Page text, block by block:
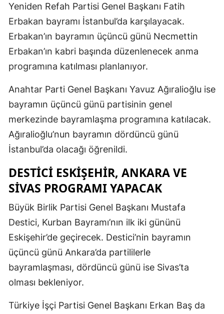
Yeniden Refah Partisi Genel Başkanı Fatih
Erbakan bayramı İstanbul’da karşılayacak.
Erbakan’ın bayramın üçüncü günü Necmettin
Erbakan’ın kabri başında düzenlenecek anma
programına katılması planlanıyor.
Anahtar Parti Genel Başkanı Yavuz Ağıralioğlu ise
bayramın üçüncü günü partisinin genel
merkezinde bayramlaşma programına katılacak.
Ağıralioğlu’nun bayramın dördüncü günü
İstanbul’da olacağı öğrenildi.
DESTICI ESKIŞEHIR, ANKARA VE
SIVAS PROGRAMI YAPACAK
Büyük Birlik Partisi Genel Başkanı Mustafa
Destici, Kurban Bayramı’nın ilk iki gününü
Eskişehir’de geçirecek. Destici’nin bayramın
üçüncü günü Ankara’da partililerle
bayramlaşması, dördüncü günü ise Sivas’ta
olması bekleniyor.
Türkiye İşçi Partisi Genel Başkanı Erkan Baş da